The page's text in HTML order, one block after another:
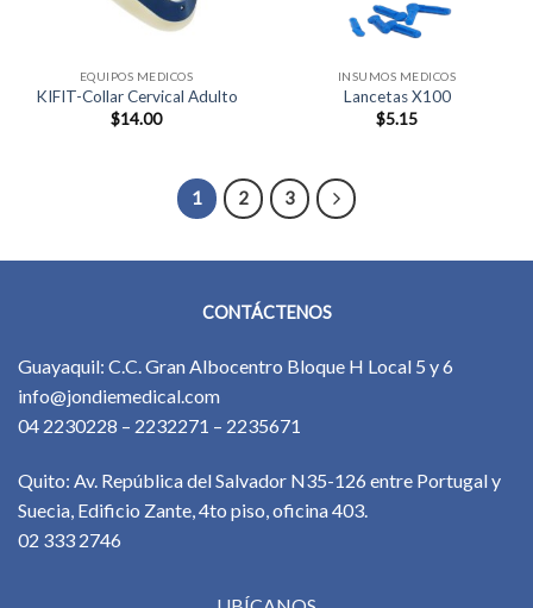
EQUIPOS MEDICOS
KIFIT-Collar Cervical Adulto
$14.00
INSUMOS MEDICOS
Lancetas X100
$5.15
1 2 3
CONTÁCTENOS
Guayaquil: C.C. Gran Albocentro Bloque H Local 5 y 6
info@jondiemedical.com
04 2230228 – 2232271 – 2235671
Quito: Av. República del Salvador N35-126 entre Portugal y
Suecia, Edificio Zante, 4to piso, oficina 403.
02 333 2746